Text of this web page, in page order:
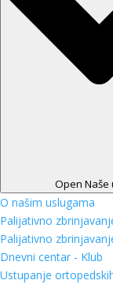
Open Naše
O našim uslugama
Palijativno
Palijativno
Dnevni centar - Klub
Ustupanje